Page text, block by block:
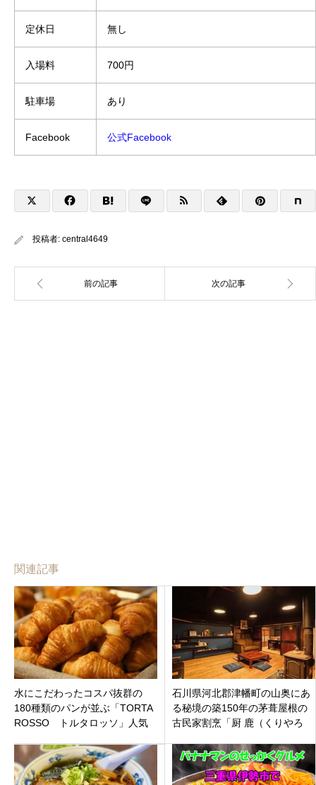
定休日 無し
入場料 700円
駐車場 あり
Facebook 公式Facebook
投稿者: central4649
関連記事
水にこだわったコスパ抜群の
180種類のパンが並ぶ「TORTA
ROSSO トルタロッソ」人気
オも。三重県 伊賀
石川県河北郡津幡町の山奥にあ
る秘境の築150年の茅葺屋根の
古民家割烹「厨 鹿（くりやろ
が？